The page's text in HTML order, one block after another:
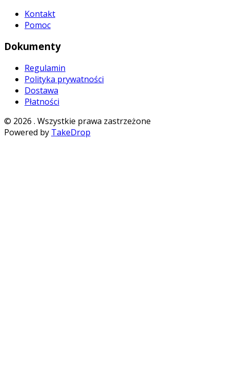
Kontakt
Pomoc
Dokumenty
Regulamin
Polityka prywatności
Dostawa
Płatności
© 2026 . Wszystkie prawa zastrzeżone
Powered by TakeDrop